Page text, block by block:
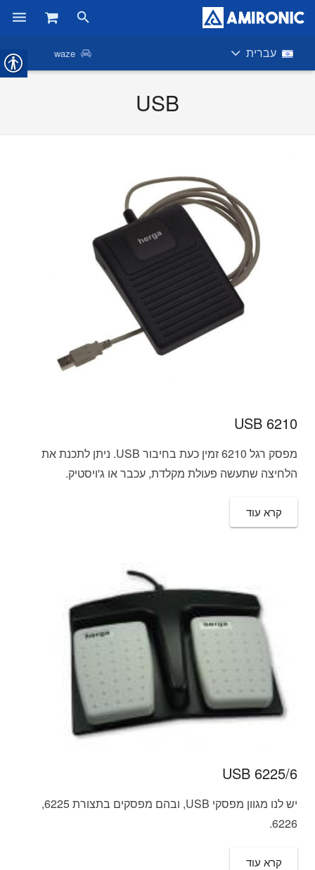
ראשי עברית waze
USB
6210 USB
מפסק רגל 6210 זמין כעת בחיבור USB. ניתן לתכנת את
הלחיצה שתעשה פעולת מקלדת, עכבר או ג'ויסטיק.
קרא עוד
6225/6 USB
יש לנו מגוון מפסקי USB, ובהם מפסקים בתצורת 6225,
6226.
קרא עוד